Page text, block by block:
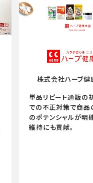
株式会社ハーブ健
単品リピート通販の
での不正対策で商品
のポテンシャルが明
維持にも貢献。